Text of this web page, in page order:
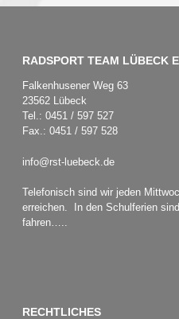
RADSPORT TEAM LÜBECK
Falkenhusener Weg 63
23562 Lübeck
Tel.: 0451 / 597 527
Fax.: 0451 / 597 528
info@rst-luebeck.de
Telefonisch sind wir jeden
erreichen. In den Schulferien
fahren…..
RECHTLICHES